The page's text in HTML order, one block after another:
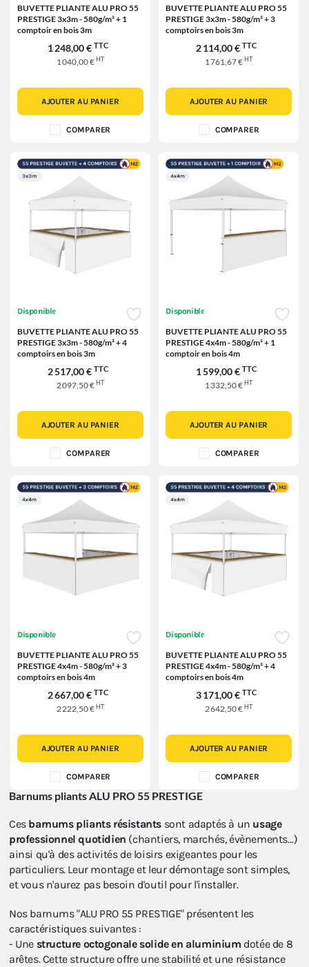
BUVETTE PLIANTE ALU PRO 55
PRESTIGE 3x3m - 580g/m² + 1
comptoir en bois 3m
1 248,00 € TTC
1 040,00 €HT
AJOUTER AU PANIER
COMPARER
BUVETTE PLIANTE ALU PRO 55
PRESTIGE 3x3m - 580g/m² + 3
comptoirs en bois 3m
2 114,00 € TTC
1 761,67 €HT
AJOUTER AU PANIER
COMPARER
Disponible
BUVETTE PLIANTE ALU PRO 55
PRESTIGE 3x3m - 580g/m² + 4
comptoirs en bois 3m
2 517,00 € TTC
2 097,50 € HT
AJOUTER AU PANIER
COMPARER
Disponible
BUVETTE PLIANTE ALU PRO 55
PRESTIGE 4x4m - 580g/m² + 1
comptoir en bois 4m
1 599,00 € TTC
1 332,50 €HT
AJOUTER AU PANIER
COMPARER
Disponible
BUVETTE PLIANTE ALU PRO 55
PRESTIGE 4x4m - 580g/m² + 3
comptoirs en bois 4m
2 667,00 € TTC
2 222,50 €HT
AJOUTER AU PANIER
COMPARER
Disponible
BUVETTE PLIANTE ALU PRO 55
PRESTIGE 4x4m - 580g/m² + 4
comptoirs en bois 4m
3 171,00 € TTC
2 642,50 €HT
AJOUTER AU PANIER
COMPARER
Barnums pliants ALU PRO 55 PRESTIGE
Ces barnums pliants résistants sont adaptés à un usage
professionnel quotidien (chantiers, marchés, évènements…)
ainsi qu'à des activités de loisirs exigeantes pour les
particuliers. Leur montage et leur démontage sont simples,
et vous n'aurez pas besoin d'outil pour l'installer.
Nos barnums "ALU PRO 55 PRESTIGE" présentent les
caractéristiques suivantes :
- Une structure octogonale solide en aluminium dotée de 8
arêtes. Cette structure offre une stabilité et une résistance